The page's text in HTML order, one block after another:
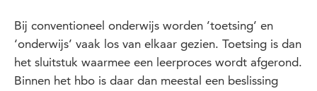
Bij conventioneel onderwijs worden ’toetsing’ en
‘onderwijs’ vaak los van elkaar gezien. Toetsing is dan
het sluitstuk waarmee een leerproces wordt afgerond.
Binnen het hbo is daar dan meestal een beslissing